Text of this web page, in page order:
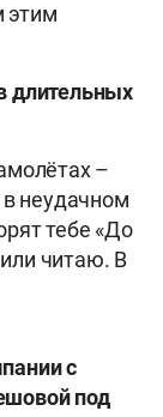
этим
длительных
–
неудачном
тебе «До
читаю. В
с
под